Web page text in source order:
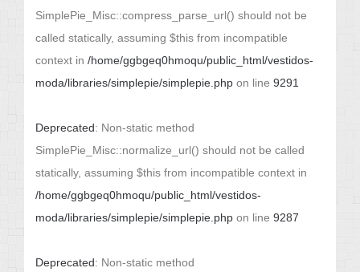
SimplePie_Misc::compress_parse_url() should not be
called statically, assuming $this from incompatible
context in /home/ggbgeq0hmoqu/public_html/vestidos-
moda/libraries/simplepie/simplepie.php on line 9291
Deprecated: Non-static method
SimplePie_Misc::normalize_url() should not be called
statically, assuming $this from incompatible context in
/home/ggbgeq0hmoqu/public_html/vestidos-
moda/libraries/simplepie/simplepie.php on line 9287
Deprecated: Non-static method